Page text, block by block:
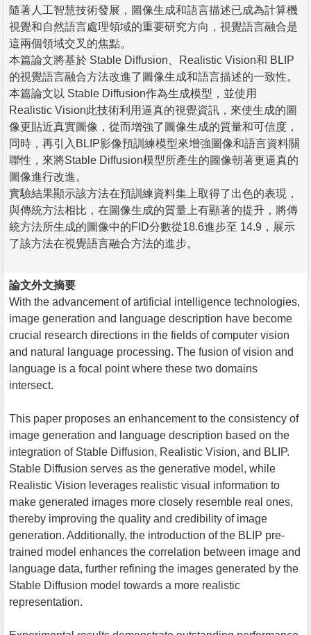
隨著人工智慧技術發展，圖像生成和語言描述已成為計算機
視覺和自然語言處理領域的重要研究方向，視覺語言融合是
這兩個領域交叉的焦點。
本篇論文將基於 Stable Diffusion、Realistic Vision和 BLIP
的視覺語言融合方法改進了圖像生成和語言描述的一致性。
本篇論文以 Stable Diffusion作為生成模型，並使用
Realistic Vision此技術利用逼真的視覺資訊，來使生成的圖
像更貼近真實圖像，從而增強了圖像生成的質量和可信度，
同時，再引入BLIP影像預訓練模型來增強圖像和語言資料關
聯性，來將Stable Diffusion模型所產生的圖像朝著更逼真的
圖像進行改進。
實驗結果顯示該方法在預訓練資料集上取得了出色的表現，
與傳統方法相比，在圖像生成的質量上有顯著的提升，將傳
統方法所生成的圖像中的FID分數從18.6進步至 14.9，展示
了該方法在視覺語言融合方法的進步。
論文外文摘要
With the advancement of artificial intelligence technologies,
image generation and language description have become
crucial research directions in the fields of computer vision
and natural language processing. The fusion of vision and
language is a focal point where these two domains
intersect.
This paper proposes an enhancement to the consistency of
image generation and language description based on the
integration of Stable Diffusion, Realistic Vision, and BLIP.
Stable Diffusion serves as the generative model, while
Realistic Vision leverages realistic visual information to
make generated images more closely resemble real ones,
thereby improving the quality and credibility of image
generation. Additionally, the introduction of the BLIP pre-
trained model enhances the correlation between image and
language data, further refining the images generated by the
Stable Diffusion model towards a more realistic
representation.